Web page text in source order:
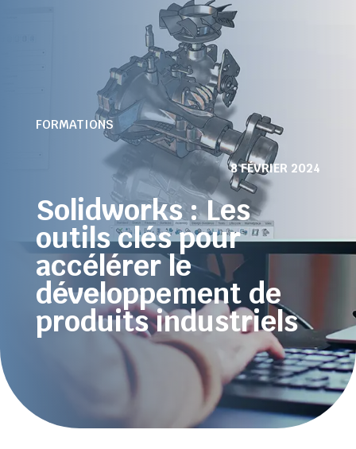
FORMATIONS
8 FÉVRIER 2024
Solidworks : Les
outils clés pour
accélérer le
développement de
produits industriels